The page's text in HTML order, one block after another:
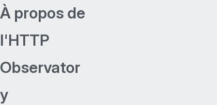
À propos de
l'HTTP
Observator
y